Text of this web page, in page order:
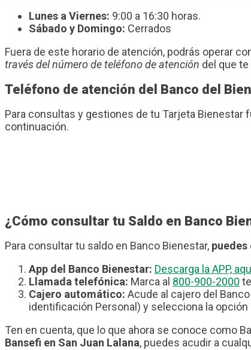
Lunes a Viernes: 9:00 a 16:30 horas.
Sábado y Domingo: Cerrados
Fuera de este horario de atención, podrás operar
través del número de teléfono de atención del que
Teléfono de atención del Banco del
Para consultas y gestiones de tu Tarjeta Bienestar
continuación.
¿Cómo consultar tu Saldo en Banco
Para consultar tu saldo en Banco Bienestar,
App del Banco Bienestar: Descarga la APP,
Llamada telefónica: Marca al 800-900-2000
Cajero automático: Acude al cajero del
identificación Personal) y selecciona la opción
Ten en cuenta, que lo que ahora se conoce como
Bansefi en San Juan Lalana, puedes acudir a